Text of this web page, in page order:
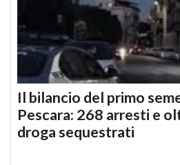
Il bilancio del primo
Pescara: 268 arresti e
droga sequestrati